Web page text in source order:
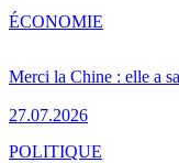
Merci la Chine : elle a
27.07.2026
ÉCONOMIE
POLITIQUE